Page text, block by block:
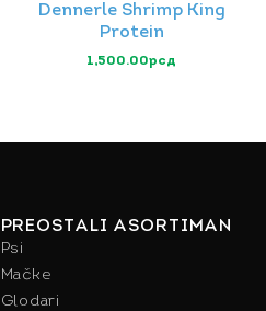
Dennerle Shrimp King
Protein
1,500.00рсд
PREOSTALI ASORTIMAN
Psi
Mačke
Glodari